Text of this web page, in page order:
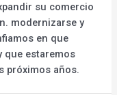
su comercio
modernizarse y
en que
que estaremos
próximos años.